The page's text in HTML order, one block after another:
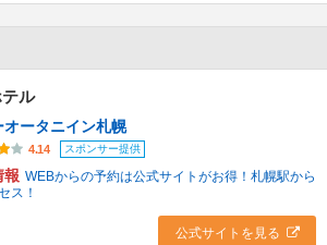
ル
オータニイン札幌
4.14 スポンサー提供
報 WEBからの予約は公式サイトがお得！札幌駅から
ス！
公式サイトを見る